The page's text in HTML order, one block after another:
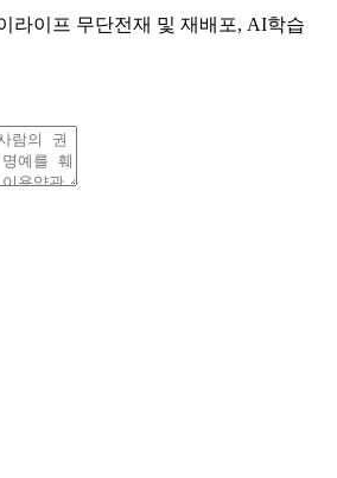
라이프 무단전재 및 재배포, AI학습